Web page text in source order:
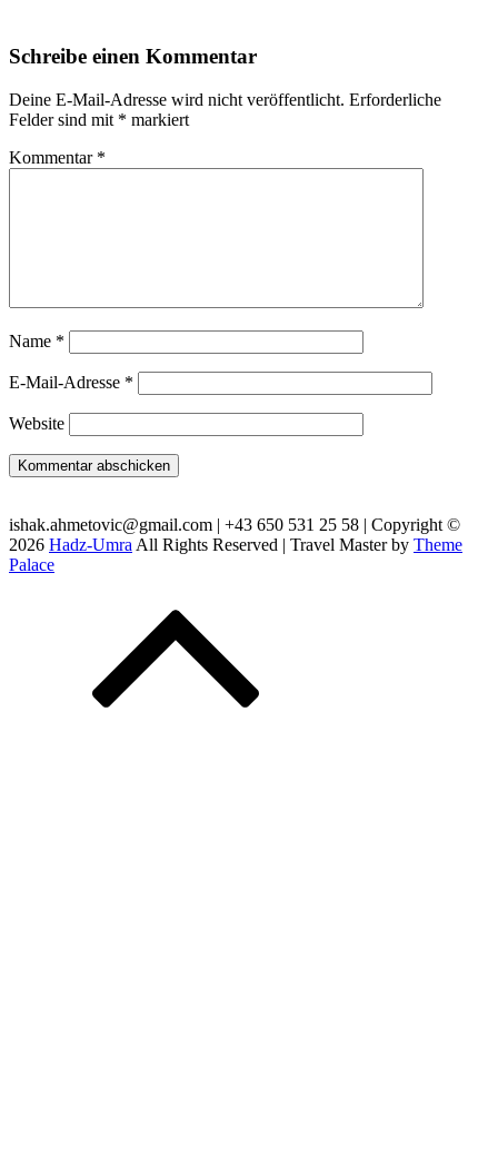
Schreibe einen Kommentar
Deine E-Mail-Adresse wird nicht veröffentlicht. Erforderliche
Felder sind mit * markiert
Kommentar *
Name *
E-Mail-Adresse *
Website
ishak.ahmetovic@gmail.com | +43 650 531 25 58 | Copyright ©
2026 Hadz-Umra All Rights Reserved | Travel Master by Theme
Palace